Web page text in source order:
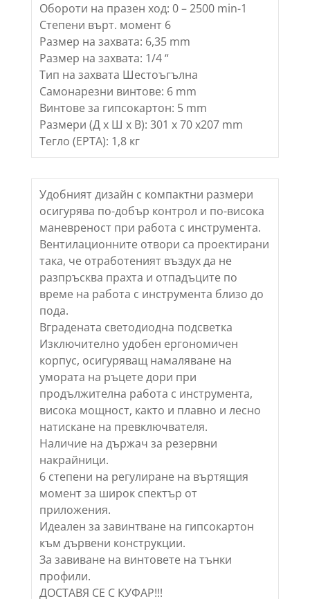
Обороти на празен ход: 0 – 2500 min-1
Степени върт. момент 6
Размер на захвата: 6,35 mm
Размер на захвата: 1/4 “
Тип на захвата Шестоъгълна
Самонарезни винтове: 6 mm
Винтове за гипсокартон: 5 mm
Размери (Д х Ш х В): 301 x 70 x207 mm
Тегло (EPTA): 1,8 кг
Удобният дизайн с компактни размери
осигурява по-добър контрол и по-висока
маневреност при работа с инструмента.
Вентилационните отвори са проектирани
така, че отработеният въздух да не
разпръсква прахта и отпадъците по
време на работа с инструмента близо до
пода.
Вградената светодиодна подсветка
Изключително удобен ергономичен
корпус, осигуряващ намаляване на
умората на ръцете дори при
продължителна работа с инструмента,
висока мощност, както и плавно и лесно
натискане на превключвателя.
Наличие на държач за резервни
накрайници.
6 степени на регулиране на въртящия
момент за широк спектър от
приложения.
Идеален за завинтване на гипсокартон
към дървени конструкции.
За завиване на винтовете на тънки
профили.
ДОСТАВЯ СЕ С КУФАР!!!